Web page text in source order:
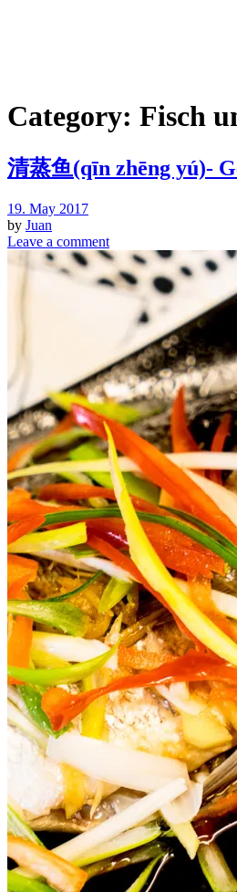
Category: Fisch
清蒸鱼(qīn zhēng yú)-
19. May 2017
by Juan
Leave a comment